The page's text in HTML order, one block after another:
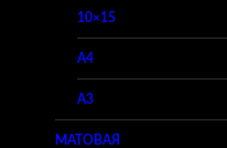
10×15
A4
A3
МАТОВАЯ